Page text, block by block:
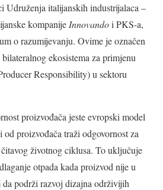
Udruženja italijanskih industrijalaca –
kompanije Innovandoi PKS-a,
o razumijevanju. Ovime je označen
ekosistema za primjenu
Responsibility) u sektoru
proizvođača jeste evropski model
od proizvođača traži odgovornost za
životnog ciklusa. To uključuje
otpada kada proizvod nije u
podrži razvoj dizajna održivijih